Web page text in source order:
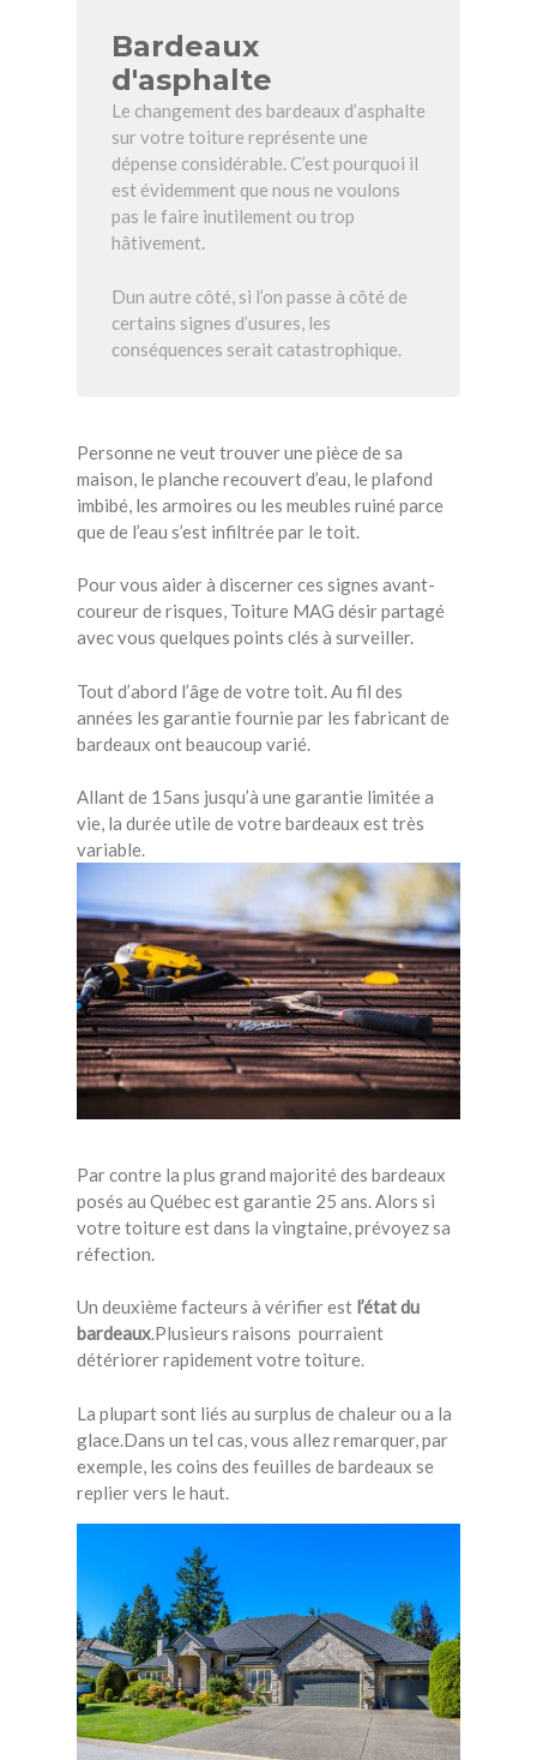
Bardeaux
d'asphalte
Le changement des bardeaux d’asphalte
sur votre toiture représente une
dépense considérable. C’est pourquoi il
est évidemment que nous ne voulons
pas le faire inutilement ou trop
hâtivement.
Dun autre côté, si l’on passe à côté de
certains signes d’usures, les
conséquences serait catastrophique.
Personne ne veut trouver une pièce de sa
maison, le planche recouvert d’eau, le plafond
imbibé, les armoires ou les meubles ruiné parce
que de l’eau s’est infiltrée par le toit.
Pour vous aider à discerner ces signes avant-
coureur de risques, Toiture MAG désir partagé
avec vous quelques points clés à surveiller.
Tout d’abord l’âge de votre toit. Au fil des
années les garantie fournie par les fabricant de
bardeaux ont beaucoup varié.
Allant de 15ans jusqu’à une garantie limitée a
vie, la durée utile de votre bardeaux est très
variable.
Par contre la plus grand majorité des bardeaux
posés au Québec est garantie 25 ans. Alors si
votre toiture est dans la vingtaine, prévoyez sa
réfection.
Un deuxième facteurs à vérifier est l’état du
bardeaux.Plusieurs raisons pourraient
détériorer rapidement votre toiture.
La plupart sont liés au surplus de chaleur ou a la
glace.Dans un tel cas, vous allez remarquer, par
exemple, les coins des feuilles de bardeaux se
replier vers le haut.